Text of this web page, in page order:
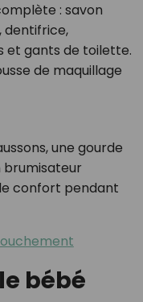
: savon
dentifrice,
et gants de toilette.
de maquillage
une gourde
brumisateur
confort pendant
bébé